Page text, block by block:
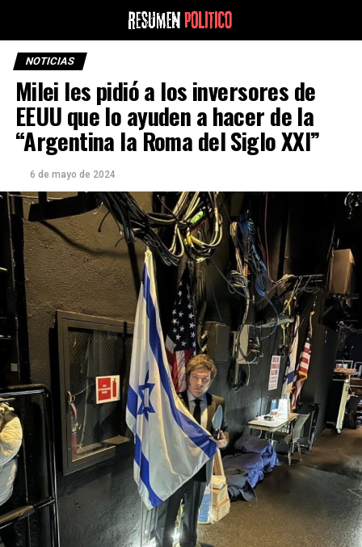
NOTICIAS
Milei les pidió a los inversores de
EEUU que lo ayuden a hacer de la
“Argentina la Roma del Siglo XXI”
6 de mayo de 2024